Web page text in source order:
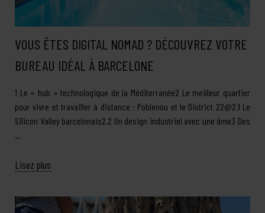
VOUS ÊTES DIGITAL NOMAD ? DÉCOUVREZ VOTRE
BUREAU IDÉAL À BARCELONE
1 Le « hub » technologique de la Méditerranée2 Le meilleur quartier
pour vivre et travailler à distance : Poblenou et le District 22@2.1 Le
Silicon Valley barcelonais2.2 Un design industriel avec une âme3 Des
…
Lisez plus